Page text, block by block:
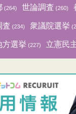
(264) 世論調査 (260)
査 (234) 衆議院選挙
方選挙 (227) 立憲民